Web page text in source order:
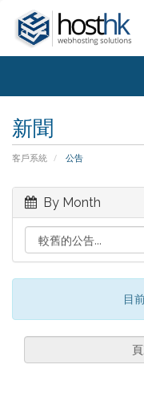
新聞
客戶系統 公告
By Month
目